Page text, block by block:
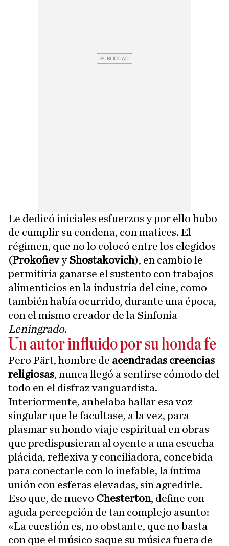
Le dedicó iniciales esfuerzos y por ello hubo
de cumplir su condena, con matices. El
régimen, que no lo colocó entre los elegidos
(ProkofievyShostakovich), en cambio le
permitiría ganarse el sustento con trabajos
alimenticios en la industria del cine, como
también había ocurrido, durante una época,
con el mismo creador de la Sinfonía
Leningrado.
Un autor influido por su honda fe
Pero Pärt, hombre de acendradas creencias
religiosas, nunca llegó a sentirse cómodo del
todo en el disfraz vanguardista.
Interiormente, anhelaba hallar esa voz
singular que le facultase, a la vez, para
plasmar su hondo viaje espiritual en obras
que predispusieran al oyente a una escucha
plácida, reflexiva y conciliadora, concebida
para conectarle con lo inefable, la íntima
unión con esferas elevadas, sin agredirle.
Eso que, de nuevo Chesterton, define con
aguda percepción de tan complejo asunto:
«La cuestión es, no obstante, que no basta
con que el músico saque su música fuera de